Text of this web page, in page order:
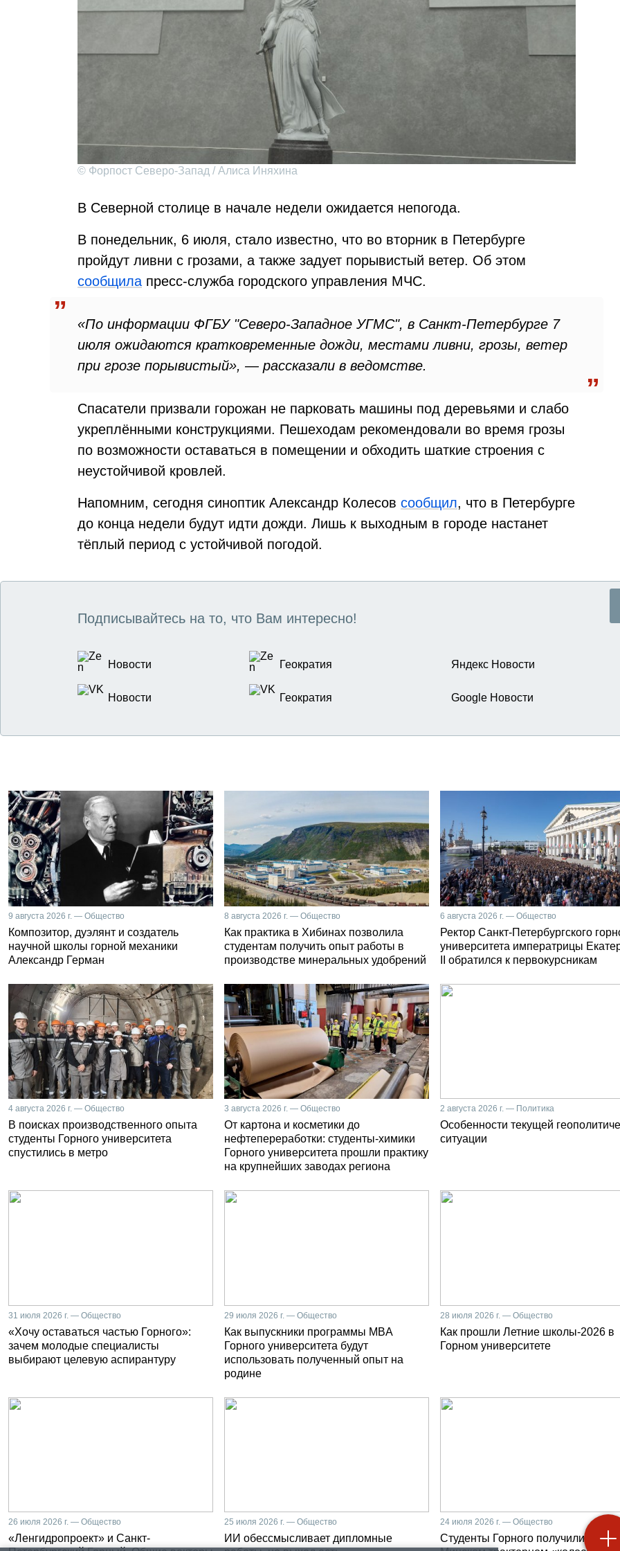
© Форпост Северо-Запад / Алиса Иняхина
В Северной столице в начале недели ожидается непогода.
В понедельник, 6 июля, стало известно, что во вторник в Петербурге
пройдут ливни с грозами, а также задует порывистый ветер. Об этом
сообщила пресс-служба городского управления МЧС.
«По информации ФГБУ "Северо-Западное УГМС", в Санкт-Петербурге 7
июля ожидаются кратковременные дожди, местами ливни, грозы, ветер
при грозе порывистый», — рассказали в ведомстве.
Спасатели призвали горожан не парковать машины под деревьями и слабо
укреплёнными конструкциями. Пешеходам рекомендовали во время грозы
по возможности оставаться в помещении и обходить шаткие строения с
неустойчивой кровлей.
Напомним, сегодня синоптик Александр Колесов сообщил, что в Петербурге
до конца недели будут идти дожди. Лишь к выходным в городе настанет
тёплый период с устойчивой погодой.
Подписывайтесь на то, что Вам интересно!
Новости Геократия Яндекс Новости
Новости Геократия Google Новости
9 августа 2026 г. — Общество
Композитор, дуэлянт и создатель
научной школы горной механики
Александр Герман
8 августа 2026 г. — Общество
Как практика в Хибинах позволила
студентам получить опыт работы в
производстве минеральных удобрений
6 августа 2026 г. — Общество
Ректор Санкт-Петербургского
университета императрицы
II обратился к первокурсникам
4 августа 2026 г. — Общество
В поисках производственного опыта
студенты Горного университета
спустились в метро
3 августа 2026 г. — Общество
От картона и косметики до
нефтепереработки: студенты-химики
Горного университета прошли практику
на крупнейших заводах региона
2 августа 2026 г. — Политика
Особенности текущей
ситуации
31 июля 2026 г. — Общество
«Хочу оставаться частью Горного»:
зачем молодые специалисты
выбирают целевую аспирантуру
29 июля 2026 г. — Общество
Как выпускники программы MBA
Горного университета будут
использовать полученный опыт на
родине
28 июля 2026 г. — Общество
Как прошли Летние школы-2026 в
Горном университете
26 июля 2026 г. — Общество
«Ленгидропроект» и Санкт-
25 июля 2026 г. — Общество
ИИ обессмысливает дипломные
24 июля 2026 г. — Общество
Студенты Горного получили на